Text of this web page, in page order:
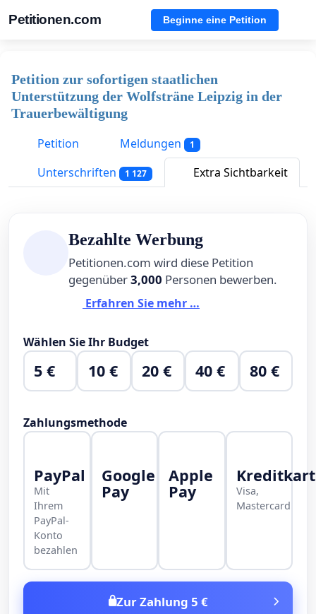
Petitionen.com Beginne eine Petition
Petition zur sofortigen staatlichen
Unterstützung der Wolfsträne Leipzig in der
Trauerbewältigung
Petition
Meldungen 1
Unterschriften 1 127 Extra Sichtbarkeit
Bezahlte Werbung
Petitionen.com wird diese Petition
gegenüber3,000 Personen bewerben.
Erfahren Sie mehr …
Wählen Sie Ihr Budget
5 € 10 € 20 € 40 € 80 €
Zahlungsmethode
PayPal
Mit
Ihrem
PayPal-
Konto
bezahlen
Google
Pay
Apple
Pay
Visa,
Mastercard
Zur Zahlung 5 €